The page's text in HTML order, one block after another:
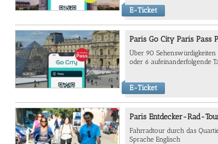
E-Ticket
Paris Go City Paris Pass
Über 90
oder 6 aufeinanderfolgende
E-Ticket
Paris Entdecker-Rad-
Fahrradtour durch das
Sprache Englisch